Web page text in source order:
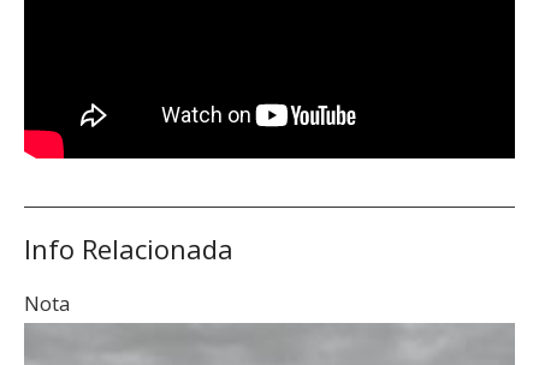
Info Relacionada
Nota